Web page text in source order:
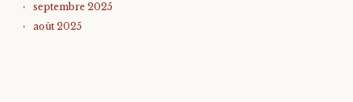
septembre 2025
août 2025